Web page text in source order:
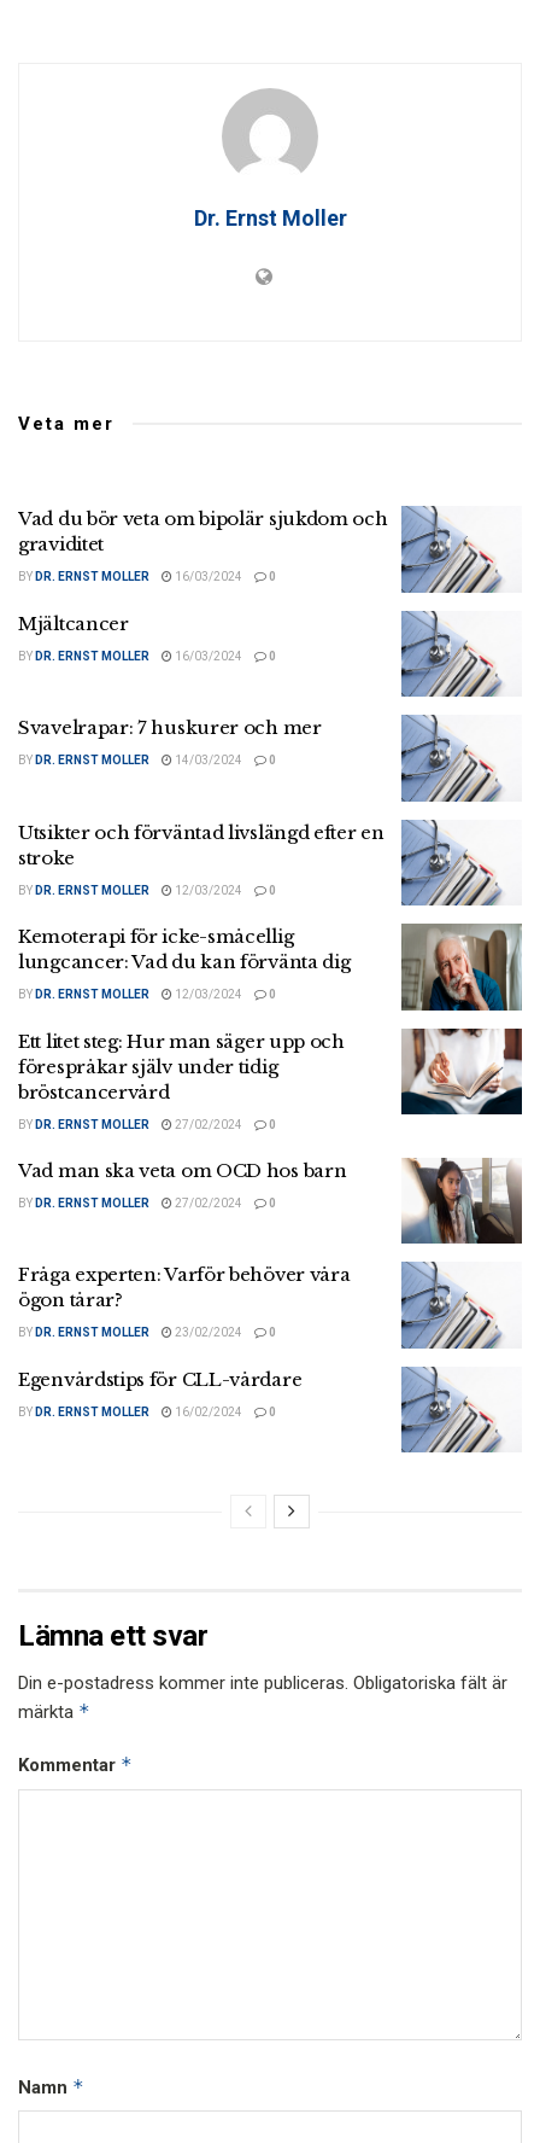
Dr. Ernst Moller
Veta mer
Vad du bör veta om bipolär sjukdom och
graviditet
BY DR. ERNST MOLLER 16/03/2024 0
Mjältcancer
BY DR. ERNST MOLLER 16/03/2024 0
Svavelrapar: 7 huskurer och mer
BY DR. ERNST MOLLER 14/03/2024 0
Utsikter och förväntad livslängd efter en
stroke
BY DR. ERNST MOLLER 12/03/2024 0
Kemoterapi för icke-småcellig
lungcancer: Vad du kan förvänta dig
BY DR. ERNST MOLLER 12/03/2024 0
Ett litet steg: Hur man säger upp och
förespråkar själv under tidig
bröstcancervård
BY DR. ERNST MOLLER 27/02/2024 0
Vad man ska veta om OCD hos barn
BY DR. ERNST MOLLER 27/02/2024 0
Fråga experten: Varför behöver våra
ögon tårar?
BY DR. ERNST MOLLER 23/02/2024 0
Egenvårdstips för CLL-vårdare
BY DR. ERNST MOLLER 16/02/2024 0
Lämna ett svar
Din e-postadress kommer inte publiceras. Obligatoriska fält är
märkta *
Kommentar *
Namn *